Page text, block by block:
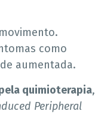
como
aumentada.
quimioterapia,
Peripheral